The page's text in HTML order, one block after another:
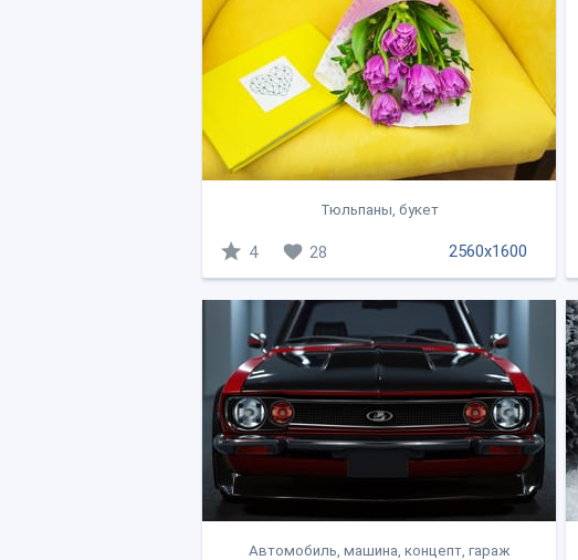
Тюльпаны, букет
2560x1600
4 28
Автомобиль, машина, концепт, гараж